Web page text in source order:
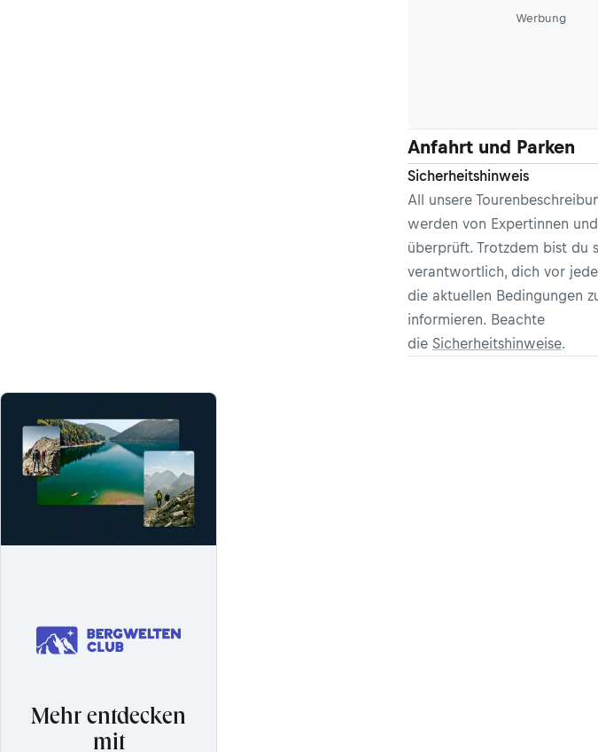
Werbung
Anfahrt und Parken
Sicherheitshinweis
All unsere
werden von Expertinnen
überprüft. Trotzdem bist du
verantwortlich, dich vor
die aktuellen Bedingungen
informieren. Beachte
die Sicherheitshinweise.
Mehr entdecken
mit